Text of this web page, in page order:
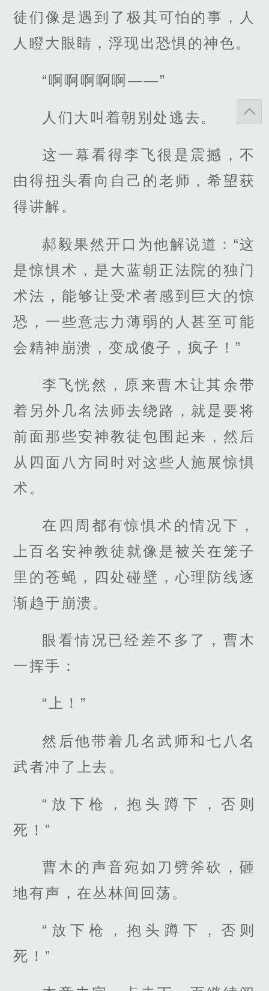
徒们像是遇到了极其可怕的事，人
人瞪大眼睛，浮现出恐惧的神色。
“啊啊啊啊啊——”
人们大叫着朝别处逃去。
这一幕看得李飞很是震撼，不
由得扭头看向自己的老师，希望获
得讲解。
郝毅果然开口为他解说道：“这
是惊惧术，是大蓝朝正法院的独门
术法，能够让受术者感到巨大的惊
恐，一些意志力薄弱的人甚至可能
会精神崩溃，变成傻子，疯子！”
李飞恍然，原来曹木让其余带
着另外几名法师去绕路，就是要将
前面那些安神教徒包围起来，然后
从四面八方同时对这些人施展惊惧
术。
在四周都有惊惧术的情况下，
上百名安神教徒就像是被关在笼子
里的苍蝇，四处碰壁，心理防线逐
渐趋于崩溃。
眼看情况已经差不多了，曹木
一挥手：
“上！”
然后他带着几名武师和七八名
武者冲了上去。
“放下枪，抱头蹲下，否则
死！”
曹木的声音宛如刀劈斧砍，砸
地有声，在丛林间回荡。
“放下枪，抱头蹲下，否则
死！”